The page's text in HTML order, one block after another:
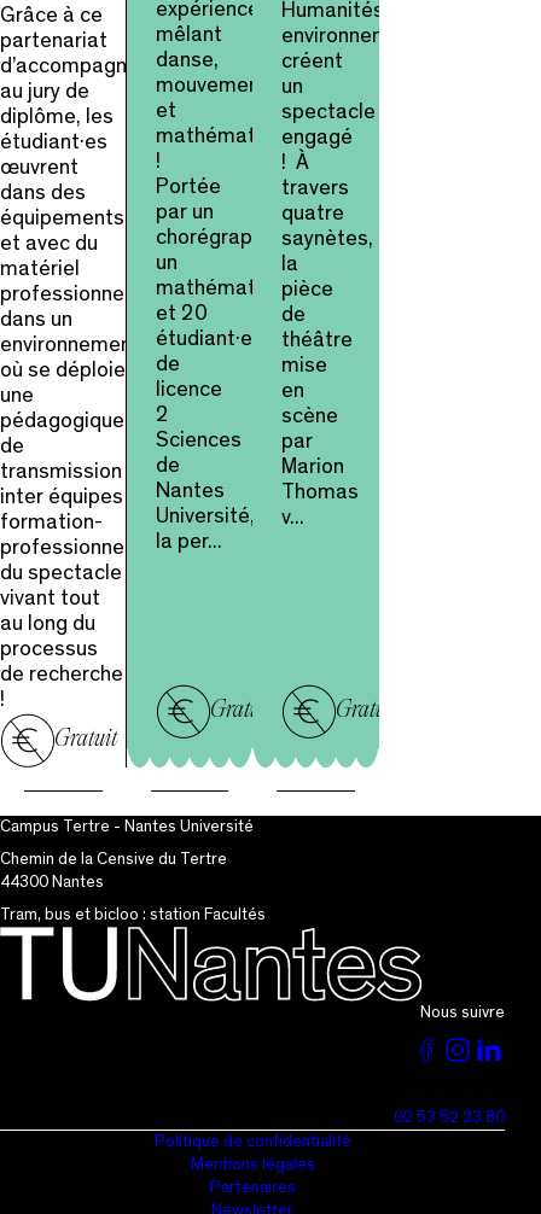
Grâce à ce
partenariat
d’accompagnement
au jury de
diplôme, les
étudiant·es
œuvrent
dans des
équipements
et avec du
matériel
professionnel
dans un
environnement
où se déploie
une
pédagogique
de
transmission
inter équipes
formation-
professionnels
du spectacle
vivant tout
au long du
processus
de recherche
!
Gratuit
expérience
mêlant
danse,
mouvements
et
mathématiques
!
Portée
par un
chorégraphe,
un
mathématicien
et 20
étudiant·es
de
licence
2
Sciences
de
Nantes
Université,
la per...
Gratuit
Humanités
environnementales
créent
un
spectacle
engagé
! À
travers
quatre
saynètes,
la
pièce
de
théâtre
mise
en
scène
par
Marion
Thomas
v...
Gratuit
Campus Tertre - Nantes Université
Chemin de la Censive du Tertre
44300 Nantes
Tram, bus et bicloo : station Facultés
Nous suivre
Voir
page
Voir
page
02 53 52 23 80
Politique de confidentialité
Mentions légales
Partenaires
Newsletter